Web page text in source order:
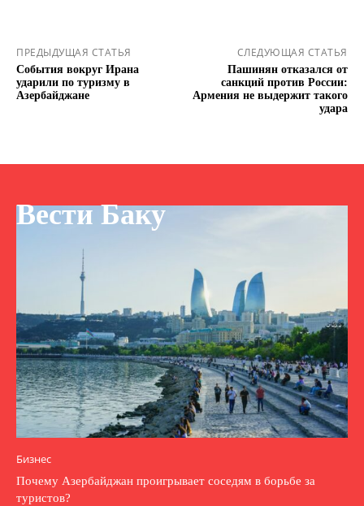
ПРЕДЫДУЩАЯ СТАТЬЯ
События вокруг Ирана
ударили по туризму в
Азербайджане
СЛЕДУЮЩАЯ СТАТЬЯ
Пашинян отказался от
санкций против России:
Армения не выдержит такого
удара
Вести Баку
Бизнес
Почему Азербайджан проигрывает соседям в борьбе за
туристов?